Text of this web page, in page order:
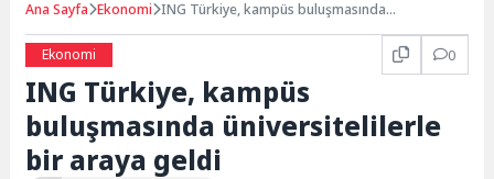
Ana Sayfa Ekonomi ING Türkiye, kampüs buluşmasında
Ekonomi
0
ING Türkiye, kampüs
buluşmasında üniversitelilerle
bir araya geldi